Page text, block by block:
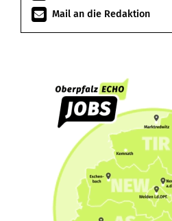
Mail an die Redaktion